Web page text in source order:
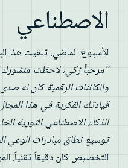
الاصطناعي
الأسبوع الماضي، تلقيت هذا
"مرحباً زكي، لاحظت منشورك
والكائنات الرقمية كان له صدى
قيادتك الفكرية في هذا
الذكاء الاصطناعي الثورية
توسيع نطاق مبادرات الوعي
التخصيص كان دقيقاً تقنياً.